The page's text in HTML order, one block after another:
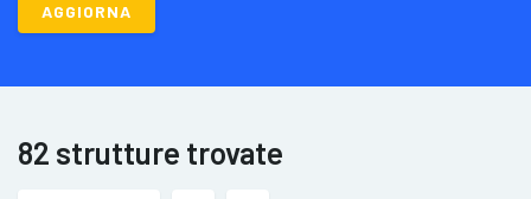
AGGIORNA
82 strutture trovate